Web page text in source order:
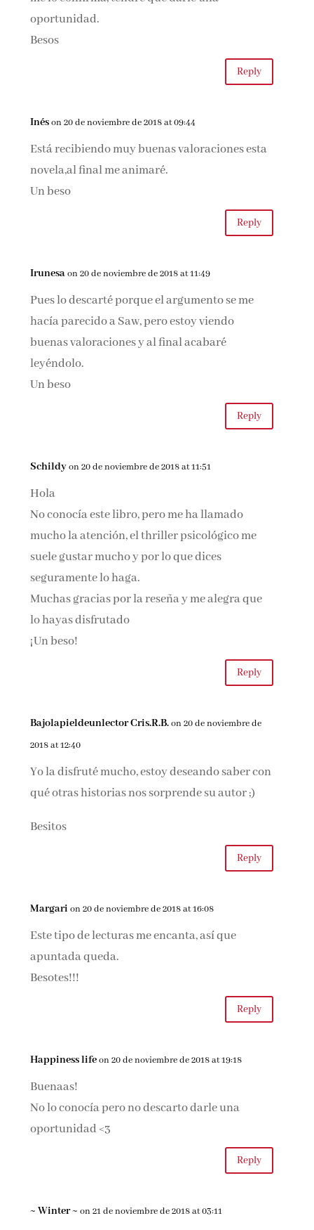
oportunidad.
Besos
Reply
Inéson 20 de noviembre de 2018 at 09:44
Está recibiendo muy buenas valoraciones esta
novela,al final me animaré.
Un beso
Reply
Irunesaon 20 de noviembre de 2018 at 11:49
Pues lo descarté porque el argumento se me
hacía parecido a Saw, pero estoy viendo
buenas valoraciones y al final acabaré
leyéndolo.
Un beso
Reply
Schildyon 20 de noviembre de 2018 at 11:51
Hola
No conocía este libro, pero me ha llamado
mucho la atención, el thriller psicológico me
suele gustar mucho y por lo que dices
seguramente lo haga.
Muchas gracias por la reseña y me alegra que
lo hayas disfrutado
¡Un beso!
Reply
Bajolapieldeunlector Cris.R.B.on 20 de noviembre de
2018 at 12:40
Yo la disfruté mucho, estoy deseando saber con
qué otras historias nos sorprende su autor ;)
Besitos
Reply
Margari on 20 de noviembre de 2018 at 16:08
Este tipo de lecturas me encanta, así que
apuntada queda.
Besotes!!!
Reply
Happiness lifeon 20 de noviembre de 2018 at 19:18
Buenaas!
No lo conocía pero no descarto darle una
oportunidad <3
Reply
~ Winter ~ on 21 de noviembre de 2018 at 03:11